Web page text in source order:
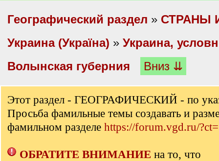
Географический раздел » СТРАНЫ
Украина (Україна) » Украина,
Волынская губерния
Вниз ⇊
Этот раздел - ГЕОГРАФИЧЕСКИЙ - по
Просьба фамильные темы создавать и
фамильном разделе https://forum.vgd.ru/
ОБРАТИТЕ ВНИМАНИЕ на то, что